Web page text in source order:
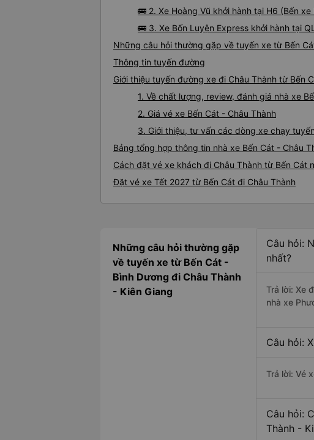
🚌 2. Xe Hoàng Vũ khởi hành tại H6 (Bến xe
🚌 3. Xe Bốn Luyện Express khởi hành tại
Những câu hỏi thường gặp về tuyến xe từ Bến
Thông tin tuyến đường
Giới thiệu tuyến đường xe đi Châu Thành từ Bến
1. Về chất lượng, review, đánh giá nhà xe
2. Giá vé xe Bến Cát - Châu Thành
3. Giới thiệu, tư vấn các dòng xe chạy
Bảng tổng hợp thông tin nhà xe Bến Cát - Châu
Cách đặt vé xe khách đi Châu Thành từ Bến Cát
Đặt vé xe Tết 2027 từ Bến Cát đi Châu Thành
Những câu hỏi thường gặp
về tuyến xe từ Bến Cát -
Bình Dương đi Châu Thành
- Kiên Giang
Câu hỏi:
nhất?
Trả lời: Xe
nhà xe
Câu hỏi:
Trả lời: Vé
Câu hỏi:
Thành -